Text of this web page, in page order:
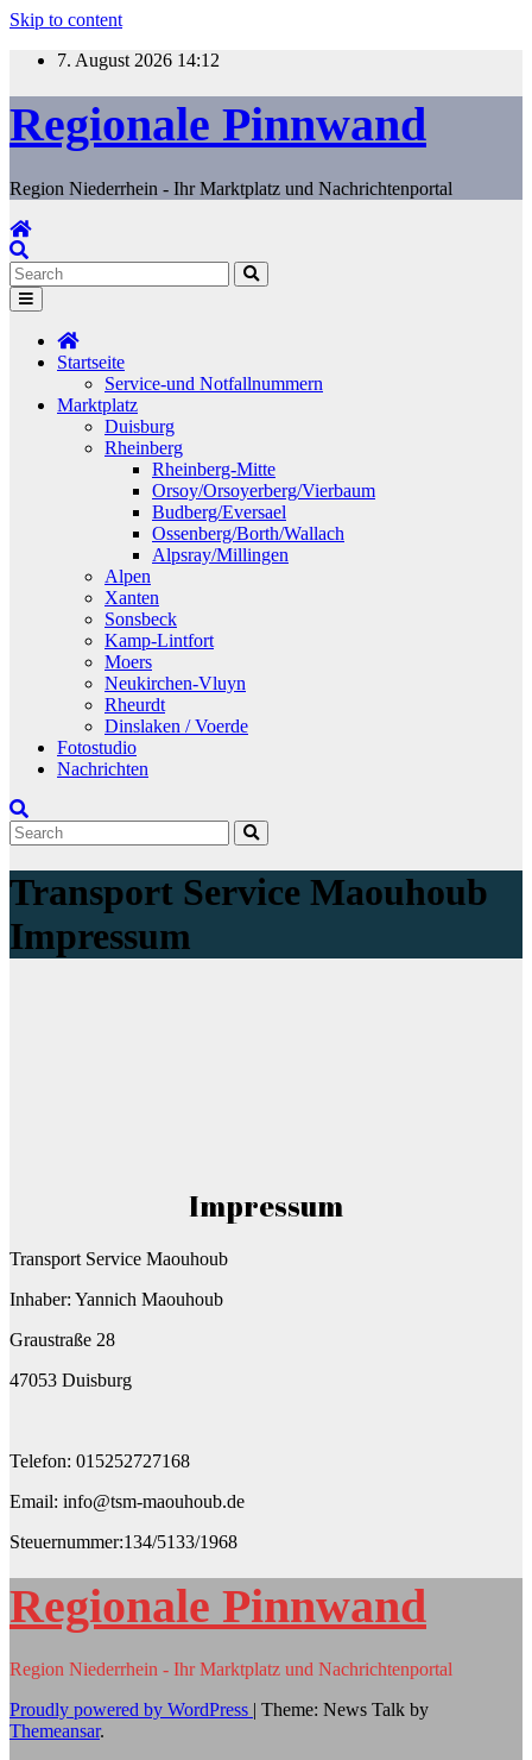
Skip to content
7. August 2026 14:12
Regionale Pinnwand
Region Niederrhein - Ihr Marktplatz und Nachrichtenportal
Startseite
Service-und Notfallnummern
Marktplatz
Duisburg
Rheinberg
Rheinberg-Mitte
Orsoy/Orsoyerberg/Vierbaum
Budberg/Eversael
Ossenberg/Borth/Wallach
Alpsray/Millingen
Alpen
Xanten
Sonsbeck
Kamp-Lintfort
Moers
Neukirchen-Vluyn
Rheurdt
Dinslaken / Voerde
Fotostudio
Nachrichten
Transport Service Maouhoub
Impressum
Impressum
Transport Service Maouhoub
Inhaber: Yannich Maouhoub
Graustraße 28
47053 Duisburg
Telefon: 015252727168
Email: info@tsm-maouhoub.de
Steuernummer:134/5133/1968
Regionale Pinnwand
Region Niederrhein - Ihr Marktplatz und Nachrichtenportal
Proudly powered by WordPress | Theme: News Talk by
Themeansar.